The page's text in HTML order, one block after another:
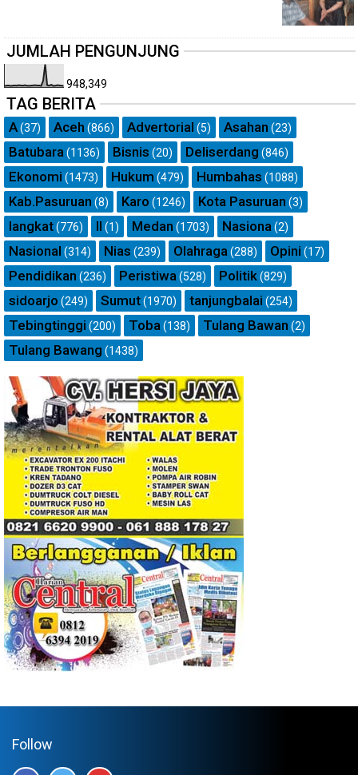
JUMLAH PENGUNJUNG
948,349
TAG BERITA
A(37) Aceh (866) Advertorial (5) Asahan (23)
Batubara (1136) Bisnis (20) Deliserdang (846)
Ekonomi (1473) Hukum (479) Humbahas (1088)
Kab.Pasuruan (8) Karo (1246) Kota Pasuruan (3)
langkat(776) ll (1) Medan (1703) Nasiona (2)
Nasional (314) Nias (239) Olahraga (288) Opini (17)
Pendidikan (236) Peristiwa (528) Politik(829)
sidoarjo (249) Sumut(1970) tanjungbalai (254)
Tebingtinggi (200) Toba (138) Tulang Bawan (2)
Tulang Bawang (1438)
Follow